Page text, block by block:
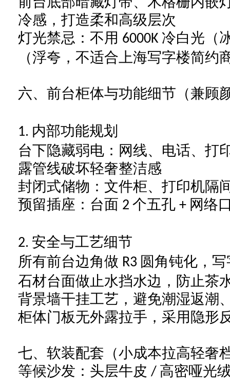
冷感，打造柔和高级层次
灯光禁忌：不用 6000K 冷白光（
（浮夸，不适合上海写字楼简约
六、前台柜体与功能细节（兼顾
1. 内部功能规划
台下隐藏弱电：网线、电话、打
露管线破坏轻奢整洁感
封闭式储物：文件柜、打印机隔
预留插座：台面 2 个五孔 + 网络
2. 安全与工艺细节
所有前台边角做 R3 圆角钝化，
石材台面做止水挡水边，防止茶
背景墙干挂工艺，避免潮湿返潮
柜体门板无外露拉手，采用隐形
七、软装配套（小成本拉高轻奢
等候沙发：头层牛皮 / 高密哑光